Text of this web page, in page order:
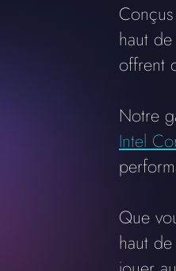
haut
offrent
Notre
Intel
Que
haut